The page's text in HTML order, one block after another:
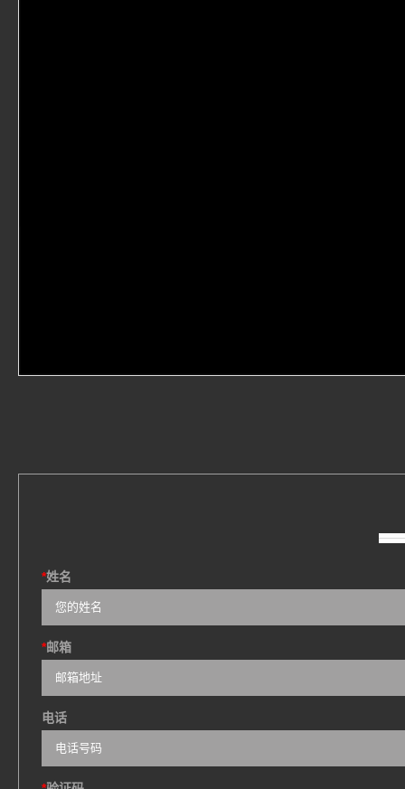
*姓名
*邮箱
电话